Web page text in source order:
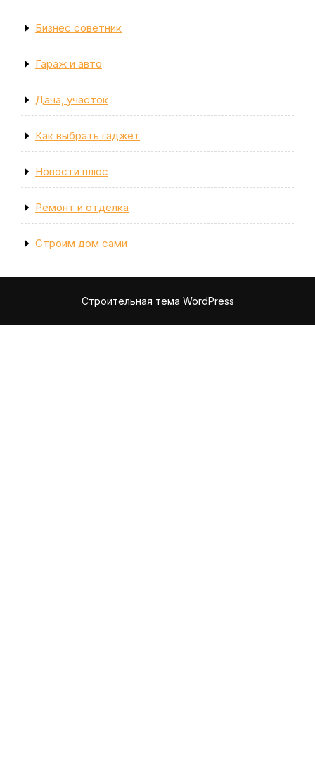
Бизнес советник
Гараж и авто
Дача, участок
Как выбрать гаджет
Новости плюс
Ремонт и отделка
Строим дом сами
Строительная тема WordPress